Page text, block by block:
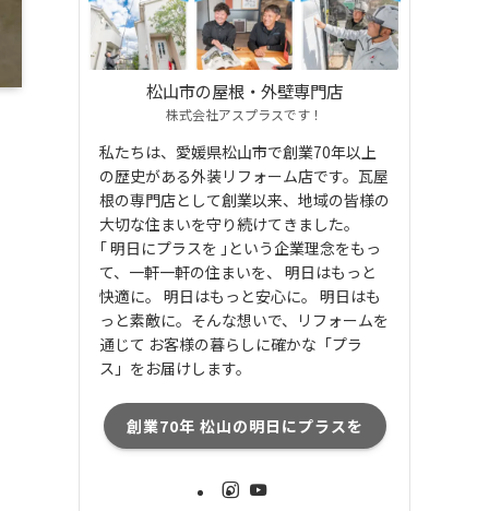
松山市の屋根・外壁専門店
株式会社アスプラスです！
私たちは、愛媛県松山市で創業70年以上
の歴史がある外装リフォーム店です。瓦屋
根の専門店として創業以来、地域の皆様の
大切な住まいを守り続けてきました。
｢ 明日にプラスを ｣という企業理念をもっ
て、一軒一軒の住まいを、 明日はもっと
快適に。 明日はもっと安心に。 明日はも
っと素敵に。そんな想いで、リフォームを
通じて お客様の暮らしに確かな「プラ
ス」をお届けします。
創業70年 松山の明日にプラスを